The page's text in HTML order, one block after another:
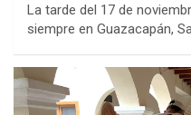
La tarde del 17 de
siempre en Guazacapán,